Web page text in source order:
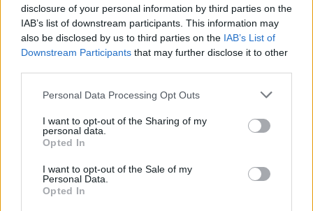
disclosure of your personal information by third parties on the
IAB’s list of downstream participants. This information may
also be disclosed by us to third parties on the IAB’s List of
Downstream Participants that may further disclose it to other
Personal Data Processing Opt Outs
I want to opt-out of the Sharing of my
personal data.
Opted In
I want to opt-out of the Sale of my
Personal Data.
Opted In